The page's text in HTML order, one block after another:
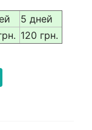
5 дней
120 грн.